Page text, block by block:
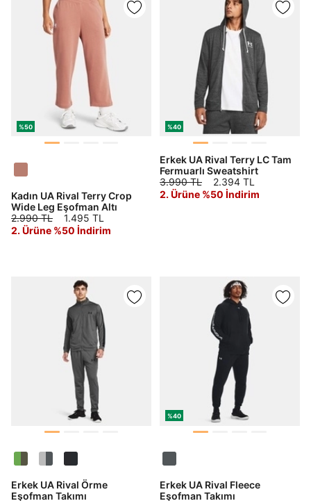
%50
Kadın UA Rival Terry Crop
Wide Leg Eşofman Altı
2.990 TL
1.495 TL
2. Ürüne %50 İndirim
%40
Erkek UA Rival Terry LC Tam
Fermuarlı Sweatshirt
3.990 TL
2.394 TL
2. Ürüne %50 İndirim
Erkek UA Rival Örme
Eşofman Takımı
%40
Erkek UA Rival Fleece
Eşofman Takımı
Daha hızlı ödeme. Hızlı sipariş takibi.
Kolay iade ve değişim.
Giriş Yap Kayıt Ol
E-posta
göster
Beni Hatırla
Soyad*
Telefon Numarası*